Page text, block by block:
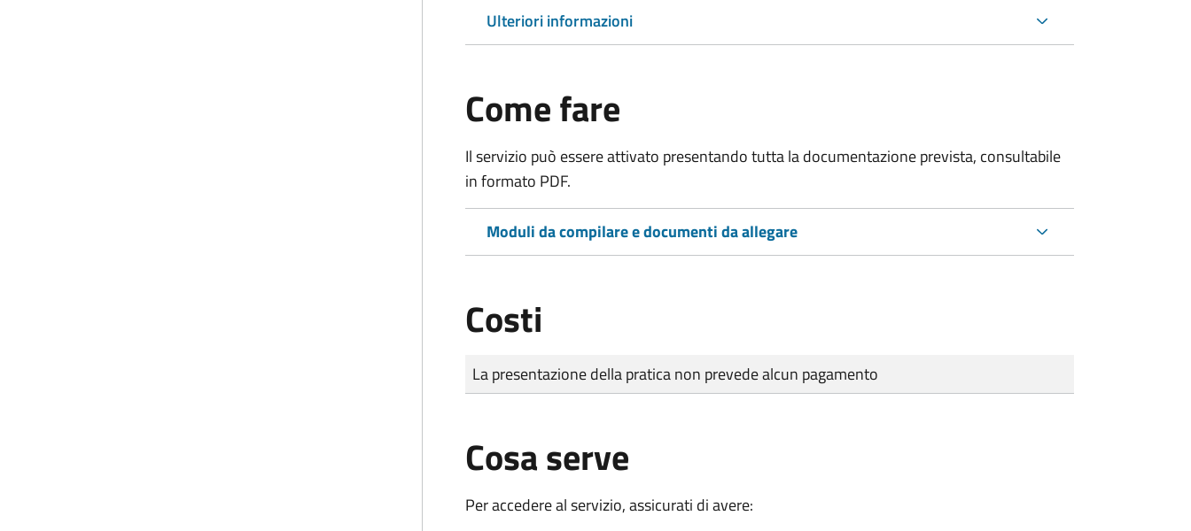
Ulteriori informazioni
Come fare
Il servizio può essere attivato presentando tutta la documentazione prevista, consultabile
in formato PDF.
Moduli da compilare e documenti da allegare
Costi
Tipo di pagamento
Importo
La presentazione della pratica non prevede alcun pagamento
Cosa serve
Per accedere al servizio, assicurati di avere: